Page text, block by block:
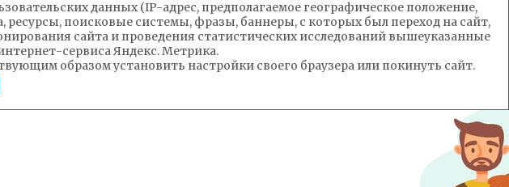
данных (IP-адрес, предполагаемое географическое положение,
ресурсы, поисковые системы, фразы, баннеры, с которых был переход на сайт,
сайта и проведения статистических исследований вышеуказанные
сервиса Яндекс. Метрика.
образом установить настройки своего браузера или покинуть сайт.